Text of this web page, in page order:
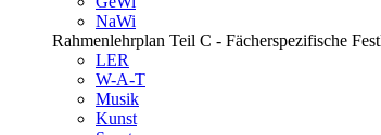
NaWi
Rahmenlehrplan Teil C - Fächerspezifische
LER
W-A-T
Musik
Kunst